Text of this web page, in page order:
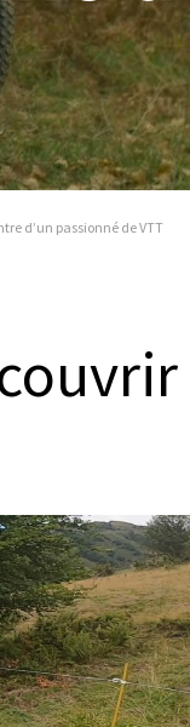
d’un passionné de VTT